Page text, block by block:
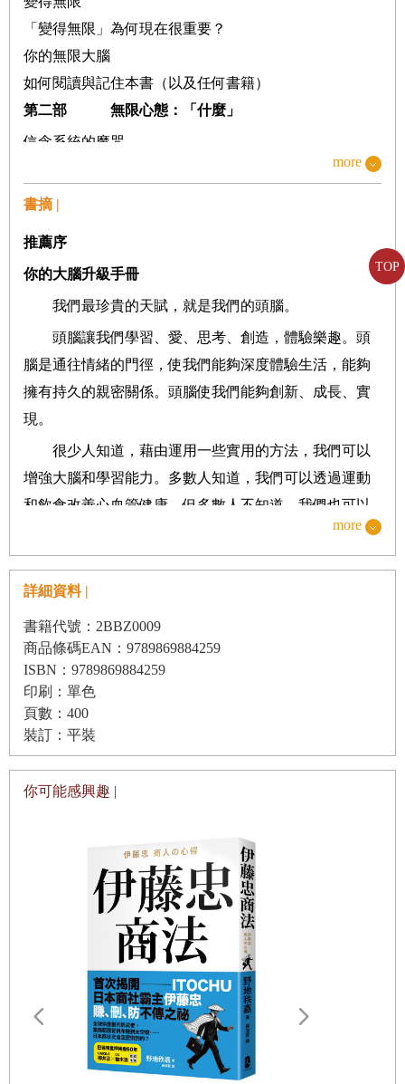
TOP
「變得無限」為何現在很重要？
你的無限大腦
如何閱讀與記住本書（以及任何書籍）
第二部 無限心態：「什麼」
信念系統的魔咒
第三部 無限幹勁：「為何」
精力
小而簡單的步驟
第四部 無限方法：「如何」
專注
研習
記憶
思考
後記 可能性的報酬
推薦閱讀書單
謝辭
注釋
more
書摘 |
推薦序
你的大腦升級手冊
我們最珍貴的天賦，就是我們的頭腦。
頭腦讓我們學習、愛、思考、創造，體驗樂趣。頭
腦是通往情緒的門徑，使我們能夠深度體驗生活，能夠
擁有持久的親密關係。頭腦使我們能夠創新、成長、實
現。
很少人知道，藉由運用一些實用的方法，我們可以
增強大腦和學習能力。多數人知道，我們可以透過運動
和飲食改善心血管健康，但多數人不知道，我們也可以
個健康的環境。吉姆・快克在為我們提供一份變得無限
的路線圖之前，先指出阻礙我們思考、專注、學習、成
長及充分展現人性的四個惡棍。
第一個惡棍是數位洪水（
個時間有限、期望過高過多的世界，無止境的資訊洪流
導致我們招架不住、焦慮、失眠。淹沒在資料和快速變
化中的我們，渴望有方法和工具可以讓我們恢復一些生
產力、效能與心智平和。
不斷急湧而逝的數位多巴胺娛悅，取代了深度關係、深
度學習或深度工作所需要的專注保持力。最近的一場演
講，我注意到鄰座的一個朋友在幾分鐘內查看她的手機
多次，我借用她的手機，拉出螢幕時間管理應用程式，
發現她在一天之內查看手機超過千次，有一千條通知。
簡訊、社群媒體通知、電子郵件、新聞推播訊息，這些
固然有其重要性，但可能干擾我們的專注，使我們從當
下最重要的事務分心。
第三個惡棍是數位痴呆（ digital dementia
more
詳細資料 |
書籍代號：2BBZ0009
商品條碼EAN：9789869884259
ISBN：9789869884259
印刷：單色
頁數：400
裝訂：平裝
你可能感興趣 |